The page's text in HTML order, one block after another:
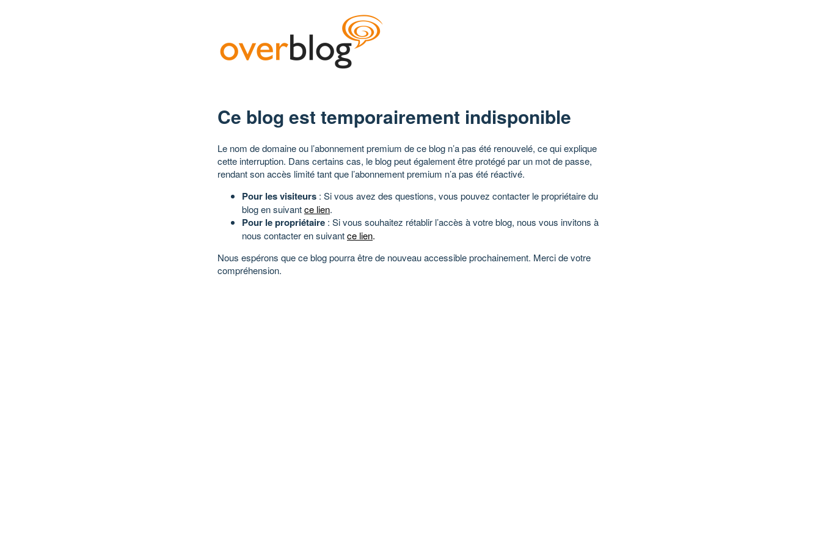
Ce blog est temporairement indisponible
Le nom de domaine ou l’abonnement premium de ce blog n’a pas été renouvelé, ce qui explique
cette interruption. Dans certains cas, le blog peut également être protégé par un mot de passe,
rendant son accès limité tant que l’abonnement premium n’a pas été réactivé.
Pour les visiteurs : Si vous avez des questions, vous pouvez contacter le propriétaire du
blog en suivantce lien.
Pour le propriétaire : Si vous souhaitez rétablir l’accès à votre blog, nous vous invitons à
nous contacter en suivantce lien.
Nous espérons que ce blog pourra être de nouveau accessible prochainement. Merci de votre
compréhension.